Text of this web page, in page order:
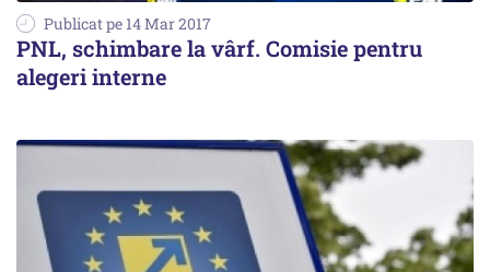
Publicat pe 14 Mar 2017
PNL, schimbare la vârf. Comisie pentru
alegeri interne